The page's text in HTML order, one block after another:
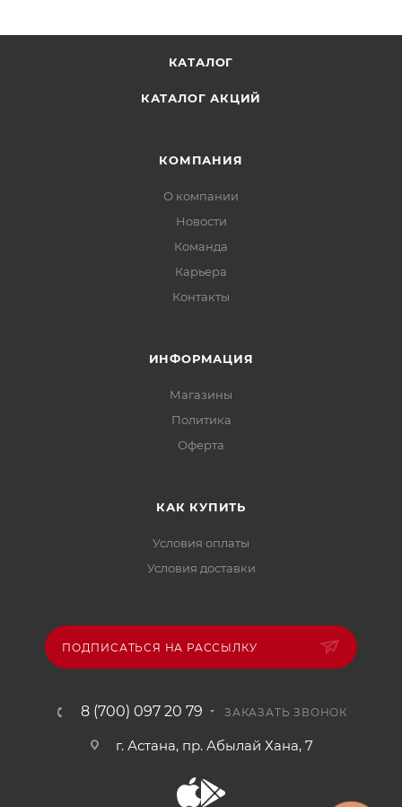
КАТАЛОГ
КАТАЛОГ АКЦИЙ
КОМПАНИЯ
О компании
Новости
Команда
Карьера
Контакты
ИНФОРМАЦИЯ
Магазины
Политика
Офертa
КАК КУПИТЬ
Условия оплаты
Условия доставки
ПОДПИСАТЬСЯ НА РАССЫЛКУ
8 (700) 097 20 79 ЗАКАЗАТЬ ЗВОНОК
г. Астана, пр. Абылай Хана, 7